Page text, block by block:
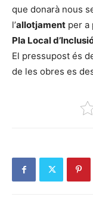
que donarà nous
l’allotjament per a
Pla Local
El pressupost és
de les obres es